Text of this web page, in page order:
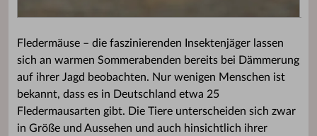
Fledermäuse – die faszinierenden Insektenjäger lassen
sich an warmen Sommerabenden bereits bei Dämmerung
auf ihrer Jagd beobachten. Nur wenigen Menschen ist
bekannt, dass es in Deutschland etwa 25
Fledermausarten gibt. Die Tiere unterscheiden sich zwar
in Größe und Aussehen und auch hinsichtlich ihrer